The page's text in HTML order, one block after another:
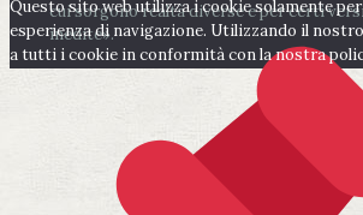
cui sorgono realtà diverse e per certi
inedite».
Questo sito web utilizza i cookie solamente
esperienza di navigazione. Utilizzando il
a tutti i cookie in conformità con la nostra